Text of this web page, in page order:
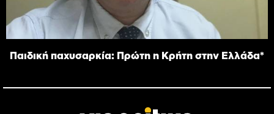
Παιδική παχυσαρκία: Πρώτη η Κρήτη στην Ελλάδα*